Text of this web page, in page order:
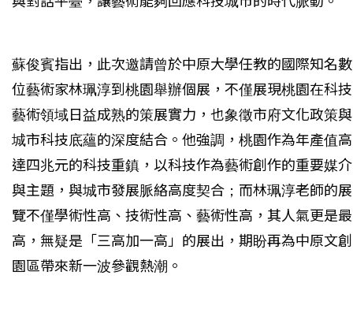
蘇俊賓指出，此次邀請曾於中原大學任教的國際知名數
位藝術家林珮淳到桃園舉辦個展，不僅展現桃園在科技
藝術領域日益成熟的策展實力，也象徵市府文化政策與
城市科技底蘊的深度結合。他強調，桃園作為年產值高
達四兆元的科技重鎮，以科技作為藝術創作的重要媒介
與主題，與城市發展脈絡高度契合；而林珮淳老師的展
覽不僅學術性高、技術性高、藝術性高，其人氣更是最
高，無疑是「三高加一高」的展出，期盼再為中原文創
園區帶來新一波參觀熱潮。